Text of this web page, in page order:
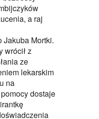
a raj
Jakuba Mortki.
wrócił z
ze
lekarskim
na
dostaje